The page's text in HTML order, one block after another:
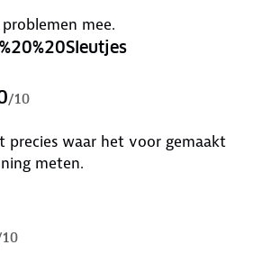
mee.
/10
precies waar het voor gemaakt
meten.
10